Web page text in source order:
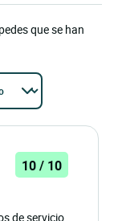
que se han
10 / 10
de servicio